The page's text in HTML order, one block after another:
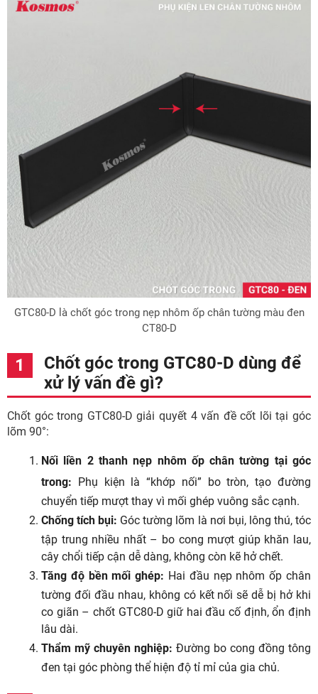
GTC80-D là chốt góc trong nẹp nhôm ốp chân tường màu đen
CT80-D
Chốt góc trong GTC80-D dùng để
xử lý vấn đề gì?
Chốt góc trong GTC80-D giải quyết 4 vấn đề cốt lõi tại góc
lõm 90°:
Nối liền 2 thanh nẹp nhôm ốp chân tường tại góc
trong: Phụ kiện là “khớp nối” bo tròn, tạo đường
chuyển tiếp mượt thay vì mối ghép vuông sắc cạnh.
Chống tích bụi: Góc tường lõm là nơi bụi, lông thú, tóc
tập trung nhiều nhất – bo cong mượt giúp khăn lau,
cây chổi tiếp cận dễ dàng, không còn kẽ hở chết.
Tăng độ bền mối ghép: Hai đầu nẹp nhôm ốp chân
tường đối đầu nhau, không có kết nối sẽ dễ bị hở khi
co giãn – chốt GTC80-D giữ hai đầu cố định, ổn định
lâu dài.
Thẩm mỹ chuyên nghiệp: Đường bo cong đồng tông
đen tại góc phòng thể hiện độ tỉ mỉ của gia chủ.